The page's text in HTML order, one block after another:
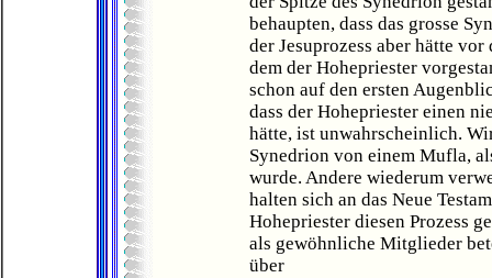
behaupten, dass das grosse
der Jesuprozess aber hätte
dem der Hohepriester
schon auf den ersten
dass der Hohepriester einen
hätte, ist unwahrscheinlich.
Synedrion von einem Mufla,
wurde. Andere wiederum
halten sich an das Neue
Hohepriester diesen Prozess
als gewöhnliche Mitglieder
über